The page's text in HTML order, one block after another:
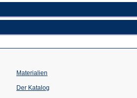
Materialien
Der Katalog